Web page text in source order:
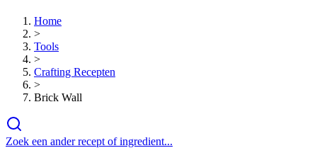
Home
>
Tools
>
Crafting Recepten
>
Brick Wall
Zoek een ander recept of ingredient...